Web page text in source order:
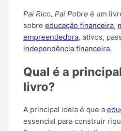
Pai Rico, Pai Pobre é um
sobreeducação financeira,
empreendedora, ativos,
independência financeira.
Qual é a
livro?
A principal ideia é que a
essencial para construir